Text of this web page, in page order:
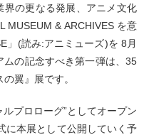
の更なる発展、アニメ文化
MUSEUM & ARCHIVES を意
」(読み:アニミューズ)を 8月
の記念すべき第一弾は、35
翼』展です。
プロローグ”としてオープン
に本展として公開していく予